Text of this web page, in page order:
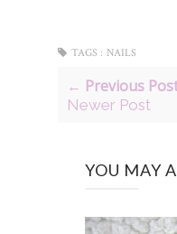
TAGS : NAILS
← Previous
Newer Post
YOU MAY